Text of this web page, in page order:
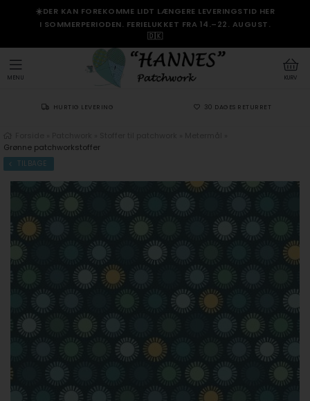
☀️DER KAN FOREKOMME LIDT LÆNGERE LEVERINGSTID HER
I SOMMERPERIODEN. FERIELUKKET FRA 14.–22. AUGUST.
🇩🇰
KURV
MENU
HURTIG LEVERING 30 DAGES RETURRET
Grønne patchworkstoffer
TILBAGE